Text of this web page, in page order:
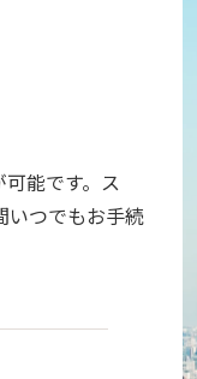
能です。ス
いつでもお手続